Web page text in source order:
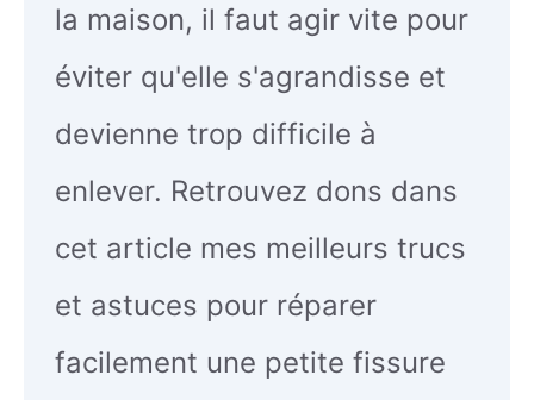
la maison, il faut agir vite pour
éviter qu'elle s'agrandisse et
devienne trop difficile à
enlever. Retrouvez dons dans
cet article mes meilleurs trucs
et astuces pour réparer
facilement une petite fissure